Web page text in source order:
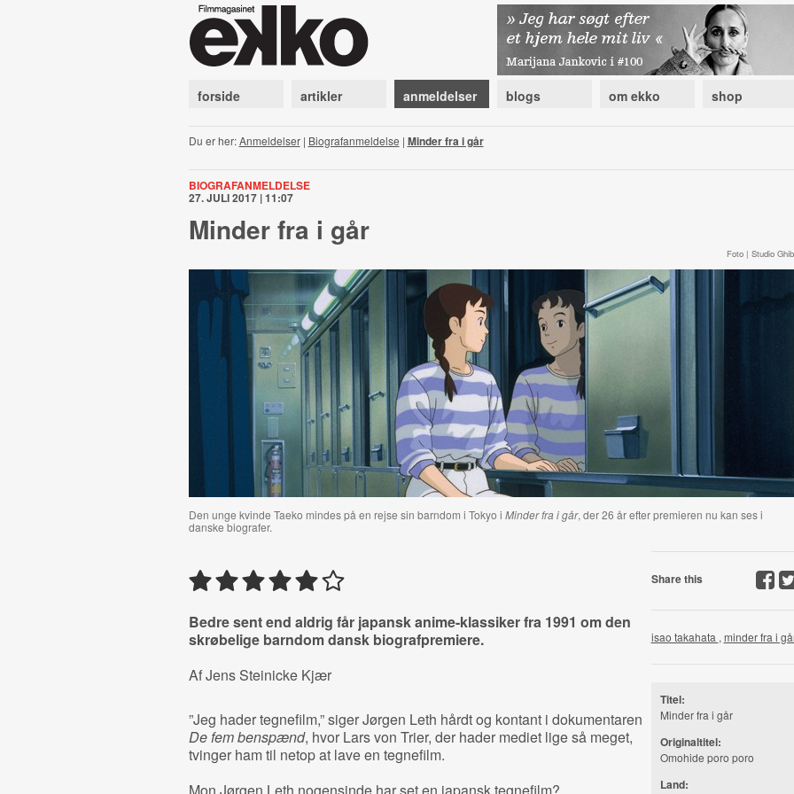
forside artikler anmeldelser blogs om ekko shop
Du er her:Anmeldelser| Biografanmeldelse | Minder fra i går
BIOGRAFANMELDELSE
27. JULI 2017 | 11:07
Minder fra i går
Foto | Studio
Den unge kvinde Taeko mindes på en rejse sin barndom i Tokyo i Minder fra i går, der 26 år efter premieren nu kan ses i
danske biografer.
Bedre sent end aldrig får japansk anime-klassiker fra 1991 om den
skrøbelige barndom dansk biografpremiere.
Af Jens Steinicke Kjær
”Jeg hader tegnefilm,” siger Jørgen Leth hårdt og kontant i dokumentaren
De fem benspænd, hvor Lars von Trier, der hader mediet lige så meget,
tvinger ham til netop at lave en tegnefilm.
Share this
isao takahata , minder fra i
Titel:
Minder fra i går
Originaltitel:
Omohide poro poro
Land: